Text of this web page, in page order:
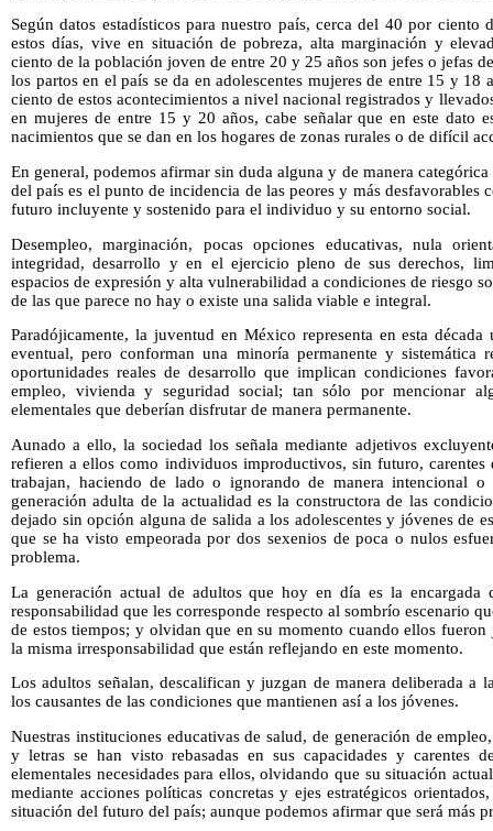
Según datos estadísticos para nuestro país, cerca del 40 por
estos días, vive en situación de pobreza, alta marginación y
ciento de la población joven de entre 20 y 25 años son jefes o jefas
los partos en el país se da en adolescentes mujeres de entre 15 y 18
ciento de estos acontecimientos a nivel nacional registrados y
en mujeres de entre 15 y 20 años, cabe señalar que en este dato
nacimientos que se dan en los hogares de zonas rurales o de difícil
En general, podemos afirmar sin duda alguna y de manera
del país es el punto de incidencia de las peores y más desfavorables
futuro incluyente y sostenido para el individuo y su entorno social.
Desempleo, marginación, pocas opciones educativas, nula
integridad, desarrollo y en el ejercicio pleno de sus derechos,
espacios de expresión y alta vulnerabilidad a condiciones de riesgo
de las que parece no hay o existe una salida viable e integral.
Paradójicamente, la juventud en México representa en esta
eventual, pero conforman una minoría permanente y sistemática
oportunidades reales de desarrollo que implican condiciones
empleo, vivienda y seguridad social; tan sólo por mencionar
elementales que deberían disfrutar de manera permanente.
Aunado a ello, la sociedad los señala mediante adjetivos
refieren a ellos como individuos improductivos, sin futuro,
trabajan, haciendo de lado o ignorando de manera intencional
generación adulta de la actualidad es la constructora de las
dejado sin opción alguna de salida a los adolescentes y jóvenes de
que se ha visto empeorada por dos sexenios de poca o nulos
problema.
La generación actual de adultos que hoy en día es la
responsabilidad que les corresponde respecto al sombrío escenario
de estos tiempos; y olvidan que en su momento cuando ellos
la misma irresponsabilidad que están reflejando en este momento.
Los adultos señalan, descalifican y juzgan de manera deliberada a
los causantes de las condiciones que mantienen así a los jóvenes.
Nuestras instituciones educativas de salud, de generación de
y letras se han visto rebasadas en sus capacidades y carentes
elementales necesidades para ellos, olvidando que su situación
mediante acciones políticas concretas y ejes estratégicos
situación del futuro del país; aunque podemos afirmar que será más